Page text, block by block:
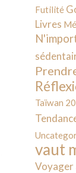
Futilité
Livres
Taïwan
vaut
Voyager